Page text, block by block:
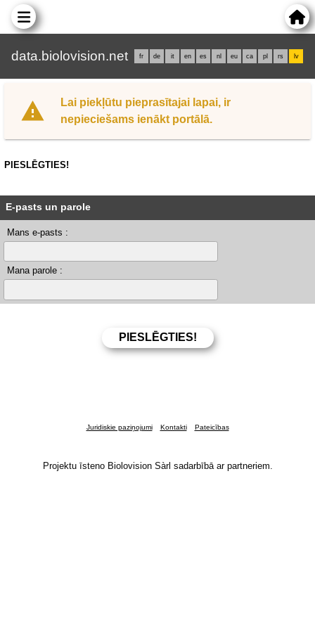
data.biolovision.net fr de it en es nl eu ca pl rs lv
Lai piekļūtu pieprasītajai lapai, ir
nepieciešams ienākt portālā.
PIESLĒGTIES!
E-pasts un parole
Mans e-pasts :
Mana parole :
Juridiskie paziņojumi Kontakti Pateicības
Projektu īsteno Biolovision Sàrl sadarbībā ar partneriem.